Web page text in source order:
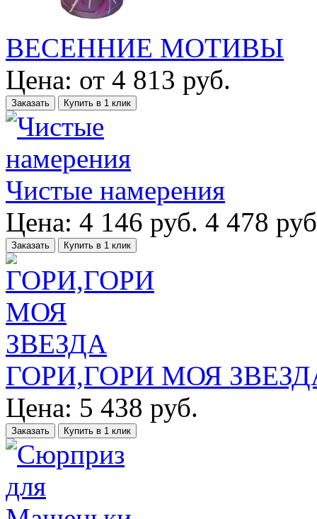
ВЕСЕННИЕ МОТИВЫ
Цена: от 4 813 руб.
Заказать Купить в 1 клик
Чистые намерения
Цена: 4 146 руб. 4 478
Заказать Купить в 1 клик
ГОРИ,ГОРИ МОЯ
Цена: 5 438 руб.
Заказать Купить в 1 клик